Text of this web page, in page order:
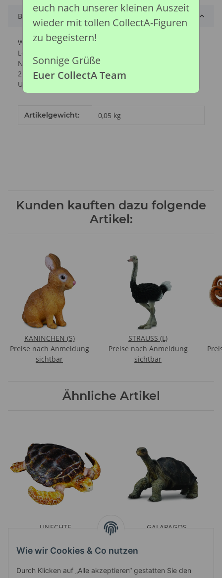
Wie wir Cookies & Co nutzen
Durch Klicken auf „Alle akzeptieren“ gestatten Sie den
Beschreibung
Wissenschaftler verfolgten die Spur einer
Lederschildkröte, die auf ihrer epischen
Nahrungssuche über einen Zeitraum von 647 Tagen
20.000 Kilometer (12.000 Meilen) von Indonesien in die
USA schwamm.
Produkteigenschaft
Wert
Artikelgewicht: 0,05 kg
Kunden kauften dazu folgende
Artikel:
KANINCHEN (S)
Preise nach Anmeldung
sichtbar
STRAUSS (L)
Preise nach Anmeldung
sichtbar
Ähnliche Artikel
UNECHTE
Preise nach Anmeldung
GALAPAGOS
Preise nach Anmeldung
euch nach unserer kleinen Auszeit
wieder mit tollen CollectA-Figuren
zu begeistern!
Sonnige Grüße
Euer CollectA Team